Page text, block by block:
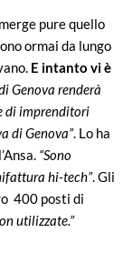
pure quello
ormai da lungo
E intanto vi è
Genova renderà
di imprenditori
di Genova”. Lo ha
“Sono
hi-tech”. Gli
400 posti di
utilizzate.”